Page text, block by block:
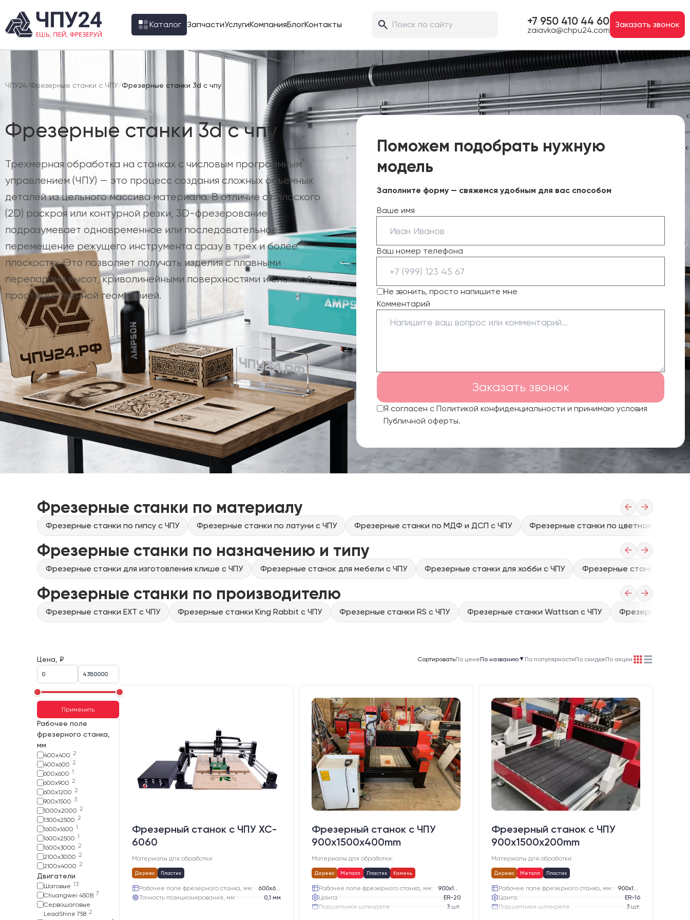
Каталог ЗапчастиУслугиКомпанияБлогКонтакты +7 950 410 44 60
zaiavka@chpu24.com
Заказать звонок
ЧПУ24/Фрезерные станки с ЧПУ/Фрезерные станки 3d с чпу
Фрезерные станки 3d с чпу
Трехмерная обработка на станках с числовым программным
управлением (ЧПУ) — это процесс создания сложных объемных
деталей из цельного массива материала. В отличие от плоского
(2D) раскроя или контурной резки, 3D-фрезерование
подразумевает одновременное или последовательное
перемещение режущего инструмента сразу в трех и более
плоскостях. Это позволяет получать изделия с плавными
перепадами высот, криволинейными поверхностями и сложной
пространственной геометрией.
Поможем подобрать нужную
модель
Заполните форму — свяжемся удобным для вас способом
Ваше имя
Ваш номер телефона
Не звонить, просто напишите мне
Комментарий
Заказать звонок
Я согласен с Политикой конфиденциальности и принимаю условия
Публичной оферты.
Фрезерные станки по материалу ← →
Фрезерные станки по гипсу с ЧПУ Фрезерные станки по латуни с ЧПУ Фрезерные станки по МДФ и ДСП с ЧПУ Фрезерные станки по цветному
Фрезерные станки по назначению и типу ← →
Фрезерные станки для изготовления клише с ЧПУ Фрезерные станок для мебели с ЧПУ Фрезерные станки для хобби с ЧПУ Фрезерные станки для
Фрезерные станки по производителю ← →
Фрезерные станки EXT с ЧПУ Фрезерные станки King Rabbit с ЧПУ Фрезерные станки RS с ЧПУ Фрезерные станки Wattsan с ЧПУ Фрезерные
Цена, ₽
Применить
Рабочее поле
фрезерного станка,
мм
400х400 2
400х600 2
600х600 1
600х900 2
600х1200 2
900х1500 3
1000х2000 2
1300х2500 2
1600х1600 1
1600х2500 1
1600х3000 2
2100х3000 2
2100х4000 2
Двигатели
Шаговые 13
Chuangwei 450B 7
Сервошаговые
LeadShine 758 2
СортироватьПо ценеПо названию▲ По популярностиПо скидкеПо акции
Фрезерный станок с ЧПУ XC-
6060
Материалы для обработки:
Дерево Пластик
Рабочее поле фрезерного станка, мм:
Точность позиционирования, мм:
0,1 мм
Фрезерный станок с ЧПУ
900x1500x400mm
Материалы для обработки:
Дерево Металл Пластик Камень
Рабочее поле фрезерного станка, мм:
Цанга:
ER-20
Подшипники шпинделя:
3 шт.
Фрезерный станок с ЧПУ
900x1500x200mm
Материалы для обработки:
Дерево Металл Пластик
Рабочее поле фрезерного станка, мм:
Цанга:
ER-16
Подшипники шпинделя:
3 шт.